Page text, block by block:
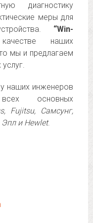
диагностику
меры для
“Win-
наших
мы и предлагаем
наших инженеров
основных
Fujitsu, Самсунг,
Эпл и Hewlet.